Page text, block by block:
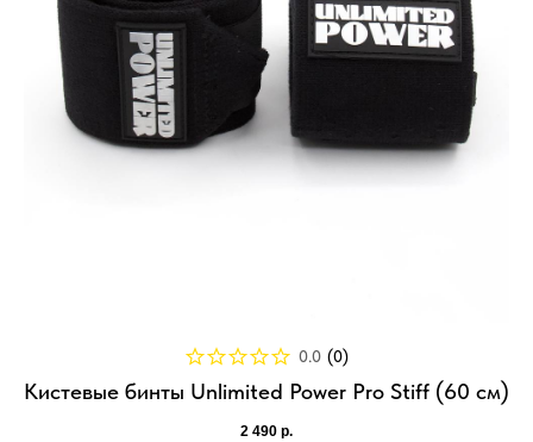
0.0 (0)
Кистевые бинты Unlimited Power Pro Stiff (60 см)
2 490 р.